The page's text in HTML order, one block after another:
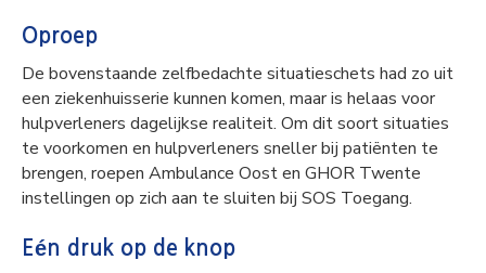
Oproep
De bovenstaande zelfbedachte situatieschets had zo uit
een ziekenhuisserie kunnen komen, maar is helaas voor
hulpverleners dagelijkse realiteit. Om dit soort situaties
te voorkomen en hulpverleners sneller bij patiënten te
brengen, roepen Ambulance Oost en GHOR Twente
instellingen op zich aan te sluiten bij SOS Toegang.
Eén druk op de knop